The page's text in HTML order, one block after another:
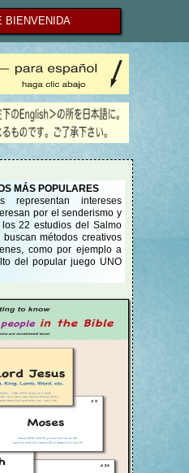
BIENVENIDA
MÁS POPULARES
representan intereses
por el senderismo y
22 estudios del Salmo
métodos creativos
como por ejemplo a
del popular juego UNO